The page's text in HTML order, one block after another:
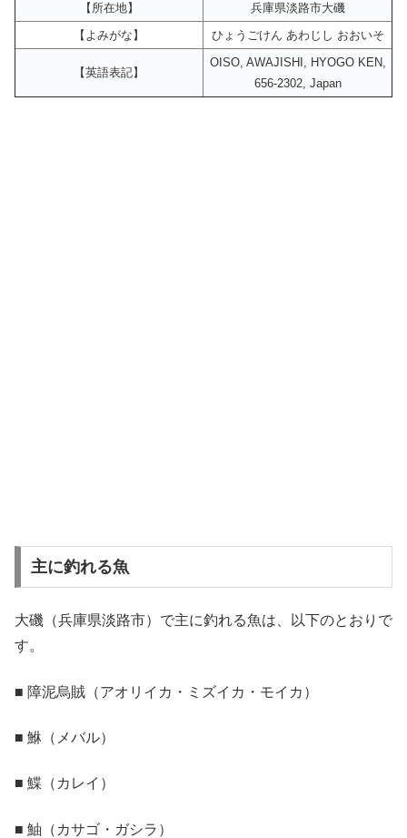
【所在地】
兵庫県淡路市大磯
【よみがな】
ひょうごけん あわじし おおいそ
【英語表記】
OISO, AWAJISHI, HYOGO KEN,
656-2302, Japan
主に釣れる魚
大磯（兵庫県淡路市）で主に釣れる魚は、以下のとおりで
す。
■ 障泥烏賊（アオリイカ・ミズイカ・モイカ）
■ 鮴（メバル）
■ 鰈（カレイ）
■ 鮋（カサゴ・ガシラ）